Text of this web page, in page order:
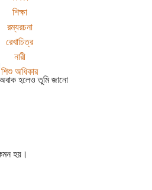
শিক্ষা
রম্যরচনা
রেখাচিত্র
নারী
শিশু অধিকার
হলেও তুমি জানো
হয়।